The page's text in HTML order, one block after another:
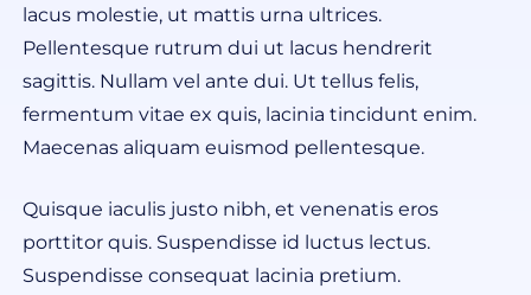
lacus molestie, ut mattis urna ultrices.
Pellentesque rutrum dui ut lacus hendrerit
sagittis. Nullam vel ante dui. Ut tellus felis,
fermentum vitae ex quis, lacinia tincidunt enim.
Maecenas aliquam euismod pellentesque.
Quisque iaculis justo nibh, et venenatis eros
porttitor quis. Suspendisse id luctus lectus.
Suspendisse consequat lacinia pretium.